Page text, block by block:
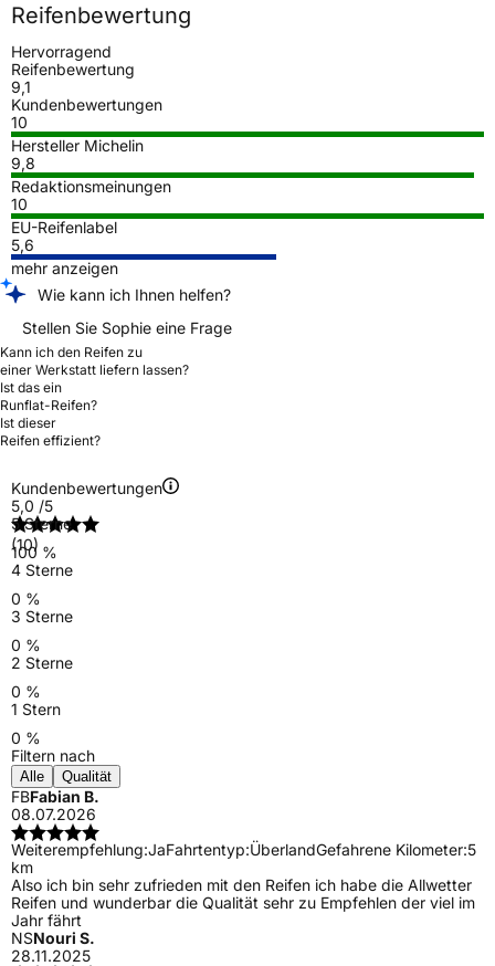
Reifenbewertung
Hervorragend
Reifenbewertung
9,1
Kundenbewertungen
10
Hersteller Michelin
9,8
Redaktionsmeinungen
10
EU-Reifenlabel
5,6
mehr anzeigen
Wie kann ich Ihnen helfen?
Stellen Sie Sophie eine Frage
Kann ich den Reifen zu
einer Werkstatt liefern lassen?
Ist das ein
Runflat-Reifen?
Ist dieser
Reifen effizient?
Kundenbewertungen
5,0 /5
(10)
5 Sterne
100 %
4 Sterne
0 %
3 Sterne
0 %
2 Sterne
0 %
1 Stern
0 %
Filtern nach
Alle Qualität
FBFabian B.
08.07.2026
Weiterempfehlung:JaFahrtentyp:ÜberlandGefahrene Kilometer:5
km
Also ich bin sehr zufrieden mit den Reifen ich habe die Allwetter
Reifen und wunderbar die Qualität sehr zu Empfehlen der viel im
Jahr fährt
NSNouri S.
28.11.2025